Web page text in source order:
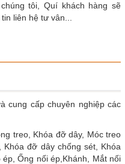
tôi, Quí khách hàng sẽ
liên hệ tư vân...
cung cấp chuyên nghiệp các
treo, Khóa đỡ dây, Móc treo
đỡ dây chống sét, Khóa
Ống nối ép,Khánh, Mắt nối